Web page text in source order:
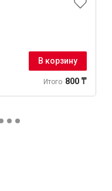
В корзину
Итого 800 ₸